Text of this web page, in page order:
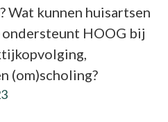
Wat kunnen huisartsen
ondersteunt HOOG bij
(om)scholing?